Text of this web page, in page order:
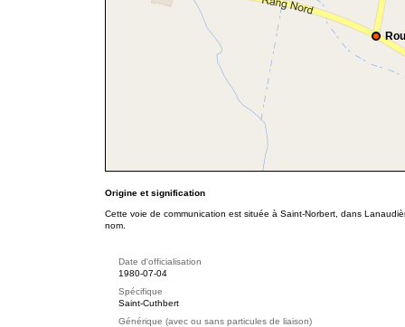
Origine et signification
Cette voie de communication est située à Saint-Norbert, dans
nom.
Date d'officialisation
1980-07-04
Spécifique
Saint-Cuthbert
Générique (avec ou sans particules de liaison)